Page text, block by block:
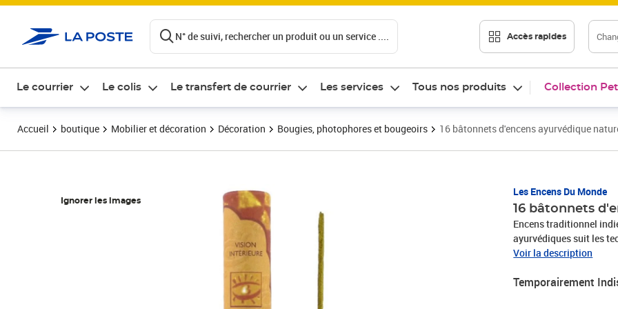
N° de suivi, rechercher un produit ou un service .... Accès rapides
Le courrier Le colis Le transfert de courrier Les services Tous nos produits Collection
Accueil boutique Mobilier et décoration Décoration Bougies, photophores et bougeoirs 16 bâtonnets d'encens ayurvédique
Ignorer les images
Les Encens Du Monde
16 bâtonnets
Encens traditionnel
ayurvédiques suit les
sur les 7 centres vitaux,
pour favoriser la
Voir la description
Temporairement